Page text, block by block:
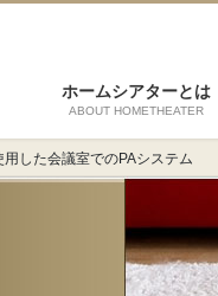
ホームシアターとは
ABOUT HOMETHEATER
した会議室でのPAシステム